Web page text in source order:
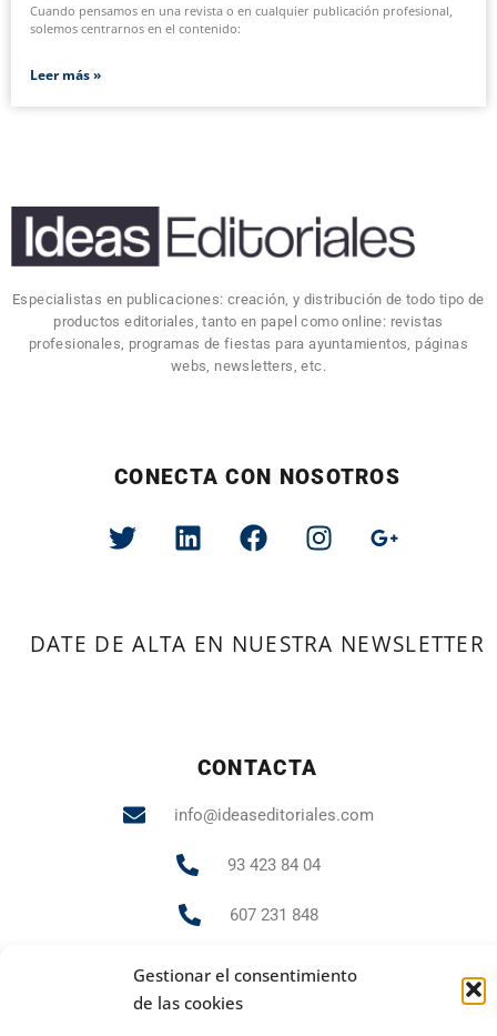
Gestionar el consentimiento
de las cookies
Cuando pensamos en una revista o en cualquier publicación profesional,
solemos centrarnos en el contenido:
Leer más »
Especialistas en publicaciones: creación, y distribución de todo tipo de
productos editoriales, tanto en papel como online: revistas
profesionales, programas de fiestas para ayuntamientos, páginas
webs, newsletters, etc.
CONECTA CON NOSOTROS
DATE DE ALTA EN NUESTRA NEWSLETTER
CONTACTA
info@ideaseditoriales.com
93 423 84 04
607 231 848
PUBLICIDAD Y MARKETING